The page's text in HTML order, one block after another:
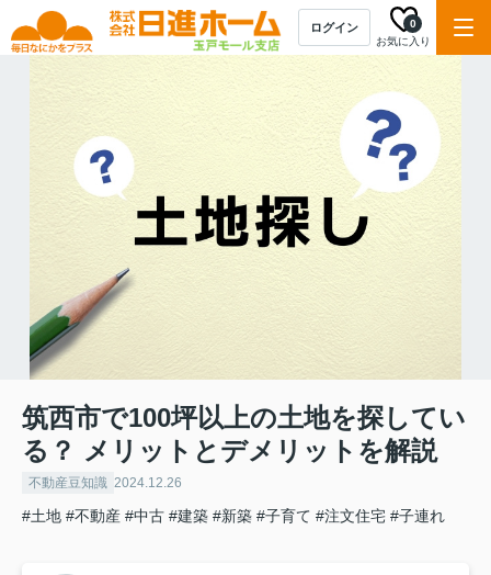
ログイン
お気に入り
0
筑西市で100坪以上の土地を探してい
る？ メリットとデメリットを解説
不動産豆知識 2024.12.26
#土地 #不動産 #中古 #建築 #新築 #子育て #注文住宅 #子連れ